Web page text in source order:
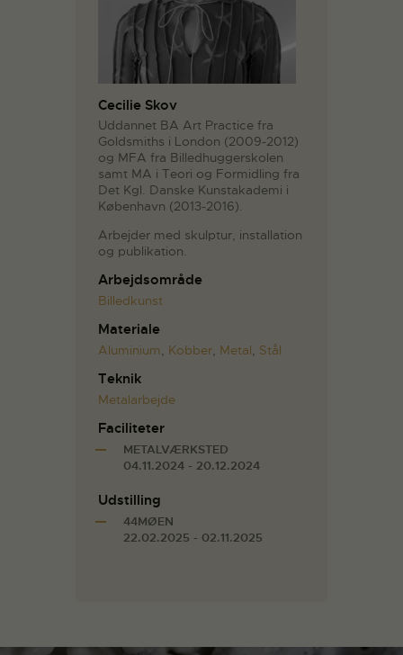
Cecilie Skov
Uddannet BA Art Practice fra
Goldsmiths i London (2009-2012)
og MFA fra Billedhuggerskolen
samt MA i Teori og Formidling fra
Det Kgl. Danske Kunstakademi i
København (2013-2016).
Arbejder med skulptur, installation
og publikation.
Arbejdsområde
Billedkunst
Materiale
Aluminium, Kobber, Metal, Stål
Teknik
Metalarbejde
Faciliteter
METALVÆRKSTED
04.11.2024 - 20.12.2024
Udstilling
44MØEN
22.02.2025 - 02.11.2025